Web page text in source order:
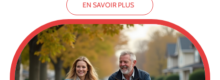
EN SAVOIR PLUS